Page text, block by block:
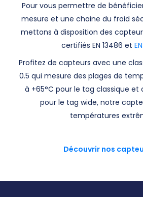
Pour vous permettre de
mesure et une chaine du froid
mettons à disposition des
certifiés EN 13486 et
Profitez de capteurs avec une
0.5 qui mesure des plages de
à +65°C pour le tag classique et
pour le tag wide, notre
températures
Découvrir nos